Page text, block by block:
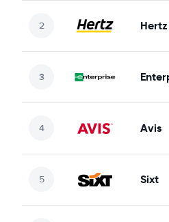
Hertz
Avis
Sixt